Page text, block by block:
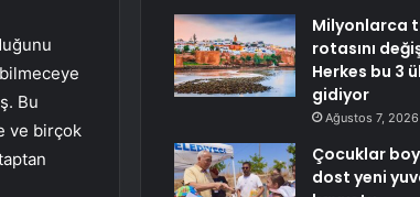
Bu
ve birçok
Milyonlarca
rotasını
Herkes bu 3
gidiyor
Ağustos 7, 2026
Çocuklar
dost yeni